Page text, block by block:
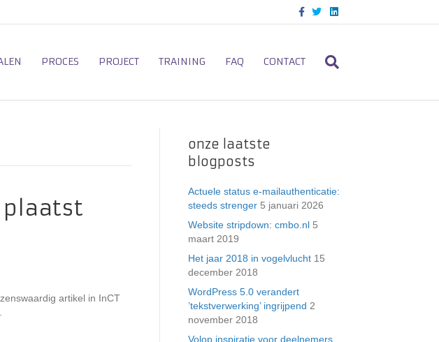
c
o
o
T
i
e
L
n
d
PROCES PROJECT TRAINING FAQ CONTACT
plaatst
artikel in InCT
onze laatste
blogposts
Actuele status e-mailauthenticatie:
steeds strenger 5 januari 2026
Website stripdown: cmbo.nl 5
maart 2019
Het jaar 2018 in vogelvlucht 15
december 2018
WordPress 5.0 verandert
’tekstverwerking’ ingrijpend 2
november 2018
Volop inspiratie voor deelnemers